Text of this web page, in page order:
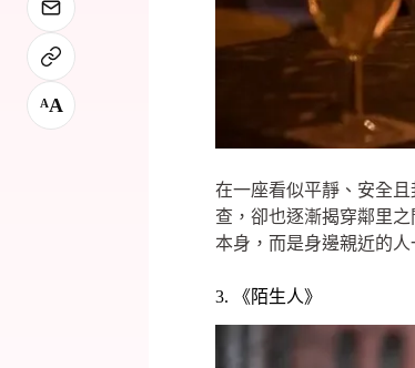
在一座看似平靜、安全
查，卻也逐漸揭穿鄰里
本身，而是身邊親近的
3. 《陌生人》
AA